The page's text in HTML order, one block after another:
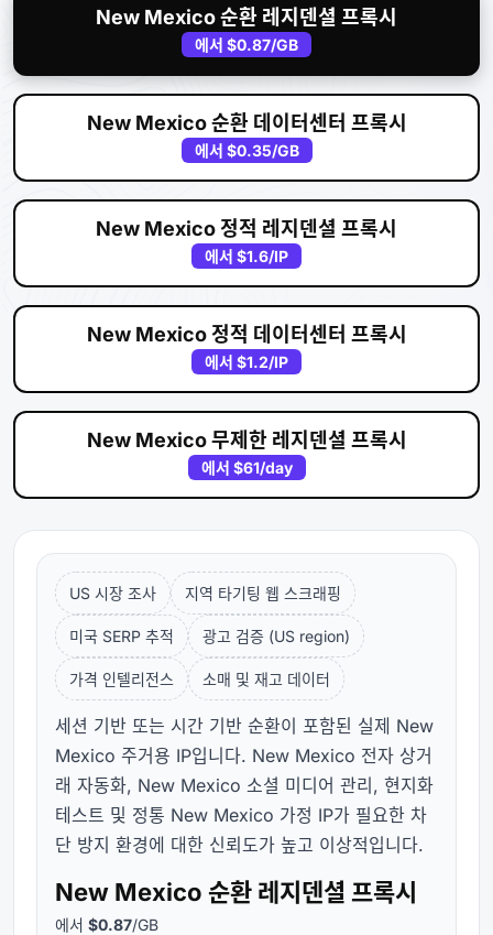
New Mexico 순환 레지덴셜 프록시
에서 $0.87/GB
New Mexico 순환 데이터센터 프록시
에서 $0.35/GB
New Mexico 정적 레지덴셜 프록시
에서 $1.6/IP
New Mexico 정적 데이터센터 프록시
에서 $1.2/IP
New Mexico 무제한 레지덴셜 프록시
에서 $61/day
US 시장 조사 지역 타기팅 웹 스크래핑
미국 SERP 추적 광고 검증 (US region)
가격 인텔리전스 소매 및 재고 데이터
세션 기반 또는 시간 기반 순환이 포함된 실제 New
Mexico 주거용 IP입니다. New Mexico 전자 상거
래 자동화, New Mexico 소셜 미디어 관리, 현지화
테스트 및 정통 New Mexico 가정 IP가 필요한 차
단 방지 환경에 대한 신뢰도가 높고 이상적입니다.
New Mexico 순환 레지덴셜 프록시
에서 $0.87/GB